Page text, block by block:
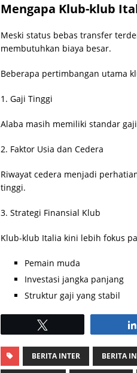
Mengapa Klub-klub
Meski status bebas transfer
membutuhkan biaya besar.
Beberapa pertimbangan utama
1. Gaji Tinggi
Alaba masih memiliki standar
2. Faktor Usia dan Cedera
Riwayat cedera menjadi
tinggi.
3. Strategi Finansial Klub
Klub-klub Italia kini lebih fokus
Pemain muda
Investasi jangka panjang
Struktur gaji yang stabil
BERITA INTER BERITA